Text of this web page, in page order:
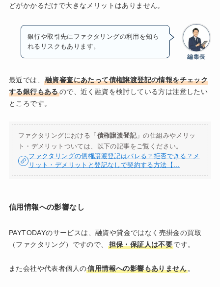
どがかかるだけで大きなメリットはありません。
編集長
銀行や取引先にファクタリングの利用を知ら
れるリスクもあります。
最近では、
融資審査にあたって債権譲渡登記の情報をチェック
する銀行もあるので、近く融資を検討している方は注意したい
ところです。
ファクタリングにおける「 債権譲渡登記」の仕組みやメリッ
ト・デメリットついては、以下の記事をご覧ください。
ファクタリングの債権譲渡登記はバレる？拒否できる？メ
リット・デメリットと登記なしで契約する方法【…
信用情報への影響なし
PAYTODAYのサービスは、融資や貸金ではなく売掛金の買取
（ファクタリング）ですので、
担保・保証人は不要です。
また会社や代表者個人の信用情報への影響もありません 。